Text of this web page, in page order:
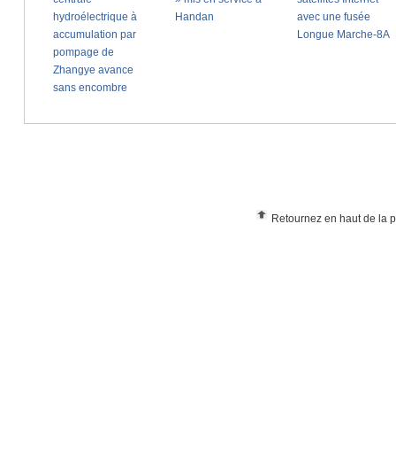
Retournez en haut de la